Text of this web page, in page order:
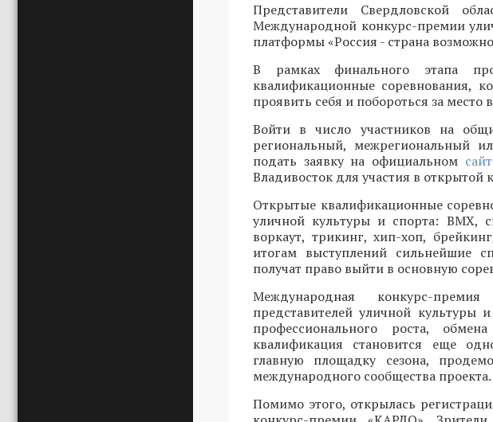
Представители Свердловской
Международной конкурс-премии
платформы «Россия - страна
В рамках финального этапа
квалификационные соревнования,
проявить себя и побороться за место
Войти в число участников на
региональный, межрегиональный
подать заявку на официальном
Владивосток для участия в открытой
Открытые квалификационные
уличной культуры и спорта: BMX,
воркаут, трикинг, хип-хоп,
итогам выступлений сильнейшие
получат право выйти в основную
Международная конкурс-
представителей уличной культуры
профессионального роста,
квалификация становится еще
главную площадку сезона,
международного сообщества проекта.
Помимо этого, открылась